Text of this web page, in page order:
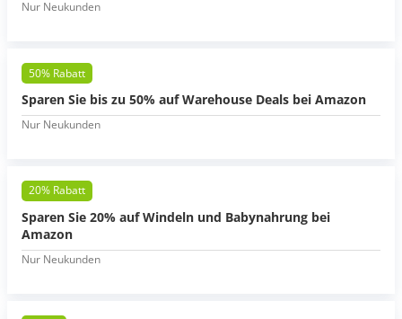
Nur Neukunden
50% Rabatt
Sparen Sie bis zu 50% auf Warehouse Deals bei Amazon
Nur Neukunden
20% Rabatt
Sparen Sie 20% auf Windeln und Babynahrung bei
Amazon
Nur Neukunden